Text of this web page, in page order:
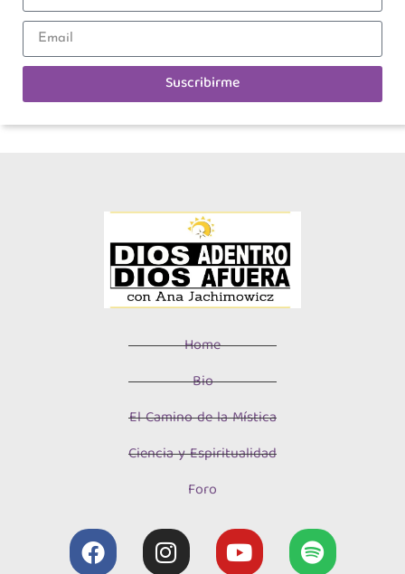
Suscribirme
Home
Bio
El Camino de la Mística
Ciencia y Espiritualidad
Foro